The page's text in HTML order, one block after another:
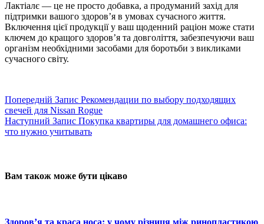
Лактіалє — це не просто добавка, а продуманий захід для
підтримки вашого здоров’я в умовах сучасного життя.
Включення цієї продукції у ваш щоденний раціон може стати
ключем до кращого здоров’я та довголіття, забезпечуючи ваш
організм необхідними засобами для боротьби з викликами
сучасного світу.
Попередній Запис Рекомендации по выбору подходящих
свечей для Nissan Rogue
Наступний Запис Покупка квартиры для домашнего офиса:
что нужно учитывать
Вам також може бути цікаво